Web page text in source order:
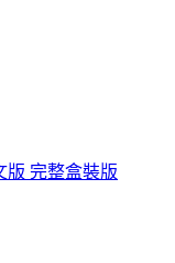
版 完整盒裝版